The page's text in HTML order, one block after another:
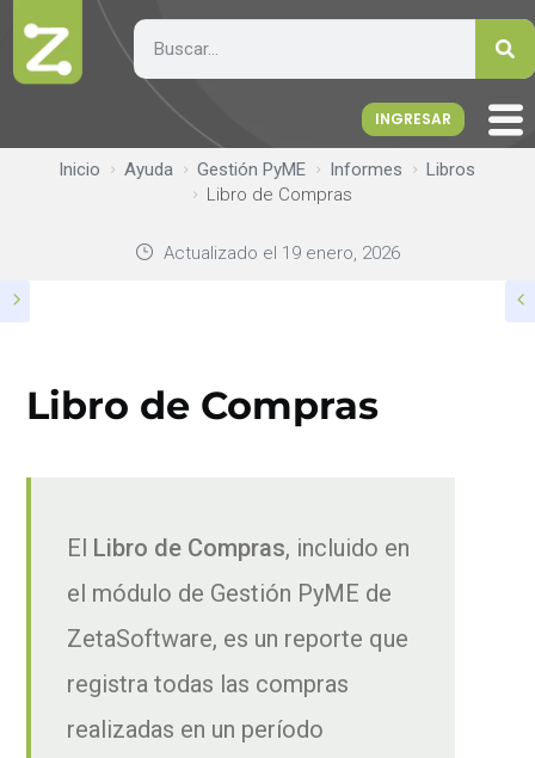
INGRESAR
Inicio Ayuda Gestión PyME Informes
Libros
Libro de Compras
Actualizado el 19 enero, 2026
Libro de Compras
El Libro de Compras, incluido en
el módulo de Gestión PyME de
ZetaSoftware, es un reporte que
registra todas las compras
realizadas en un período